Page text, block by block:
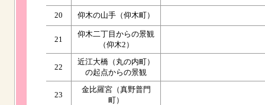
20 仰木の山手（仰木町）
21
仰木二丁目からの景観
（仰木2）
22
近江大橋（丸の内町）
の起点からの景観
23
金比羅宮（真野普門
町）